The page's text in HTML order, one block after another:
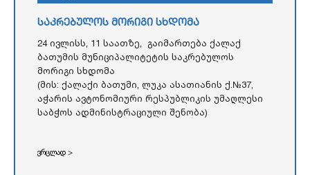
საკრებულოს მორიგი სხდომა
24 ივლისს, 11 საათზე, გაიმართება ქალაქ
ბათუმის მუნიციპალიტეტის საკრებულოს
მორიგი სხდომა
(მის: ქალაქი ბათუმი, ლუკა ასათიანის ქ.№37,
აჭარის ავტონომიური რესპუბლიკის უმაღლესი
საბჭოს ადმინისტრაციული შენობა)
ვრცლად >